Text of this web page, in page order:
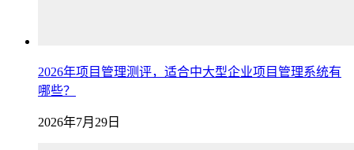
2026年项目管理测评，适合中大型企业项目管理系统有
哪些？
2026年7月29日